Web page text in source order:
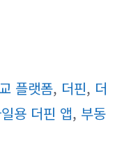
플랫폼, 더핀, 더
용 더핀 앱, 부동